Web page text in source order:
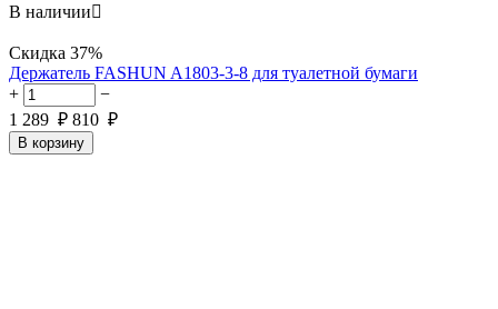
В наличии
Скидка 37%
Держатель FASHUN A1803-3-8 для туалетной бумаги
+
−
1 289 ₽ 810 ₽
В корзину